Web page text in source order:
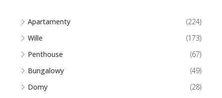
Apartamenty
(224)
Wille
(173)
Penthouse
(67)
Bungalowy
(49)
Domy
(28)